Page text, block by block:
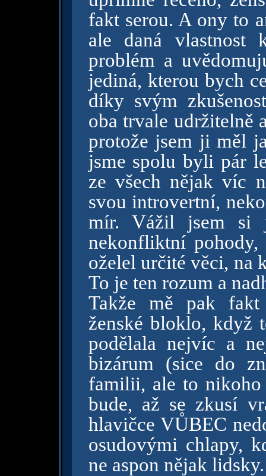
fakt serou. A ony to
ale daná vlastnost
problém a
jediná, kterou bych
díky svým
oba trvale udržitelně
protože jsem ji měl
jsme spolu byli pár
ze všech nějak víc
svou introvertní,
mír. Vážil jsem si
nekonfliktní
oželel určité věci, na
To je ten rozum a
Takže mě pak
ženské bloklo, když
podělala nejvíc a
bizárum (sice do
familii, ale to nikoho
bude, až se zkusí
hlavičce VŮBEC
osudovými chlapy,
ne aspon nějak lidsky.